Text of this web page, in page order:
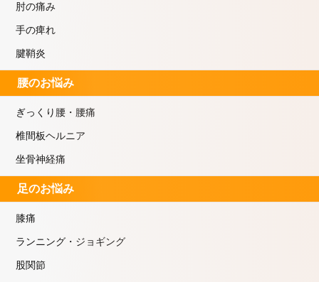
肘の痛み
手の痺れ
腱鞘炎
腰のお悩み
ぎっくり腰・腰痛
椎間板ヘルニア
坐骨神経痛
足のお悩み
膝痛
ランニング・ジョギング
股関節